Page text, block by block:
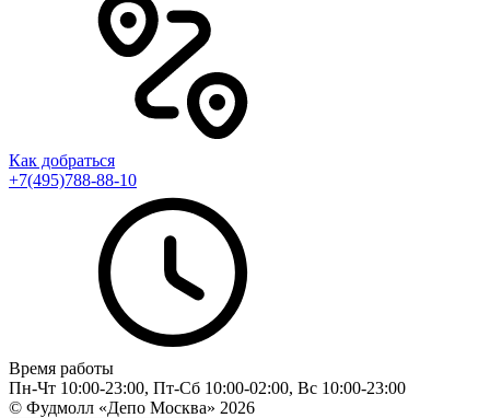
Как добраться
+7(495)788-88-10
Время работы
Пн-Чт 10:00-23:00, Пт-Сб 10:00-02:00, Вс 10:00-23:00
© Фудмолл «Депо Москва» 2026